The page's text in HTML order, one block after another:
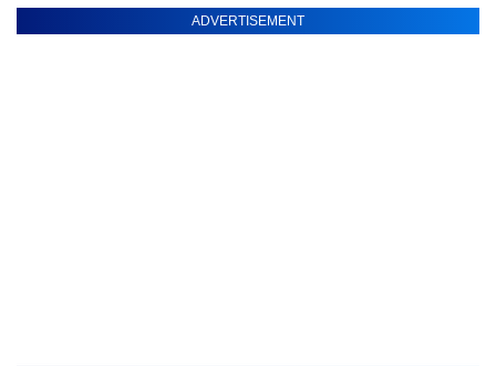
ADVERTISEMENT